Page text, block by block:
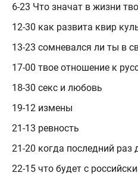
6-23 Что значат в жизни
12-30 как развита квир
13-23 сомневался ли ты в
17-00 твое отношение к
18-30 секс и любовь
19-12 измены
21-13 ревность
21-20 когда последний раз
22-15 что будет с